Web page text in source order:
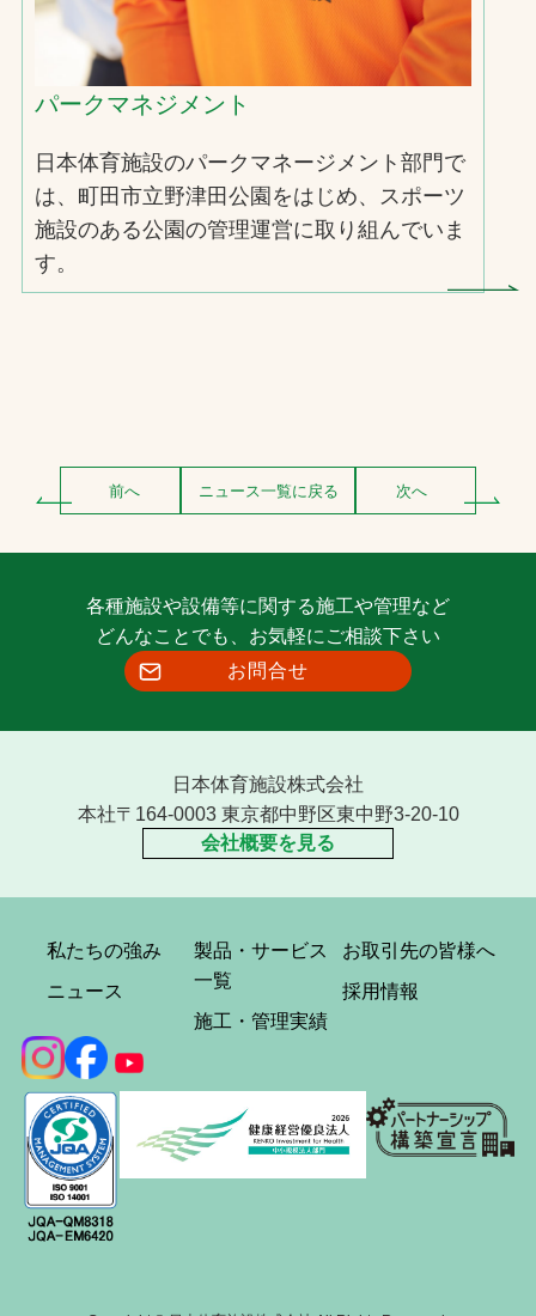
パークマネジメント
日本体育施設のパークマネージメント部門で
は、町田市立野津田公園をはじめ、スポーツ
施設のある公園の管理運営に取り組んでいま
す。
前へ ニュース一覧に戻る 次へ
各種施設や設備等に関する施工や管理など
どんなことでも、お気軽にご相談下さい
お問合せ
日本体育施設株式会社
本社〒164-0003 東京都中野区東中野3-20-10
会社概要を見る
私たちの強み
ニュース
製品・サービス
一覧
施工・管理実績
お取引先の皆様へ
採用情報